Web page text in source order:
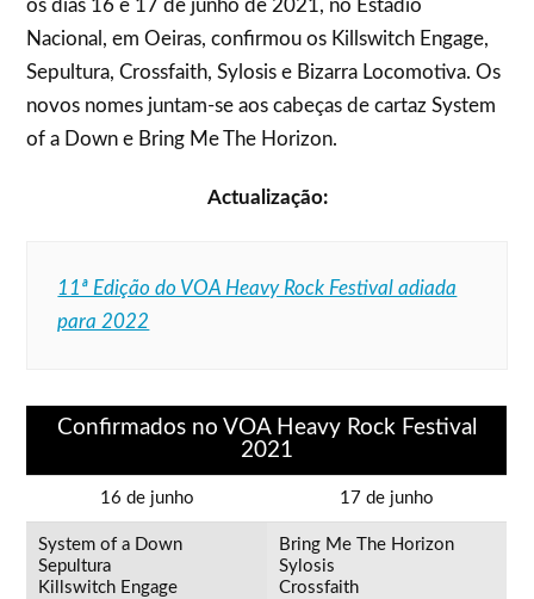
os dias 16 e 17 de junho de 2021, no Estádio
Nacional, em Oeiras, confirmou os Killswitch Engage,
Sepultura, Crossfaith, Sylosis e Bizarra Locomotiva. Os
novos nomes juntam-se aos cabeças de cartaz System
of a Down e Bring Me The Horizon.
Actualização:
11ª Edição do VOA Heavy Rock Festival adiada
para 2022
Confirmados no VOA Heavy Rock Festival
2021
16 de junho 17 de junho
System of a Down
Sepultura
Killswitch Engage
Bring Me The Horizon
Sylosis
Crossfaith